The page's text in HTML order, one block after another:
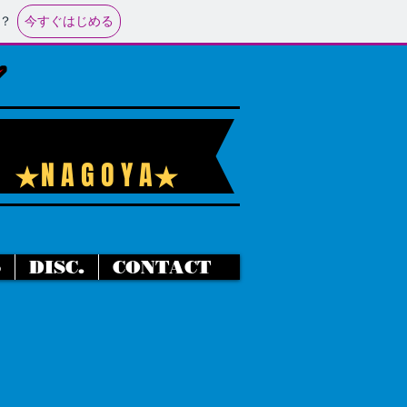
今すぐはじめる
★N A G O Y A★
DISC. CONTACT